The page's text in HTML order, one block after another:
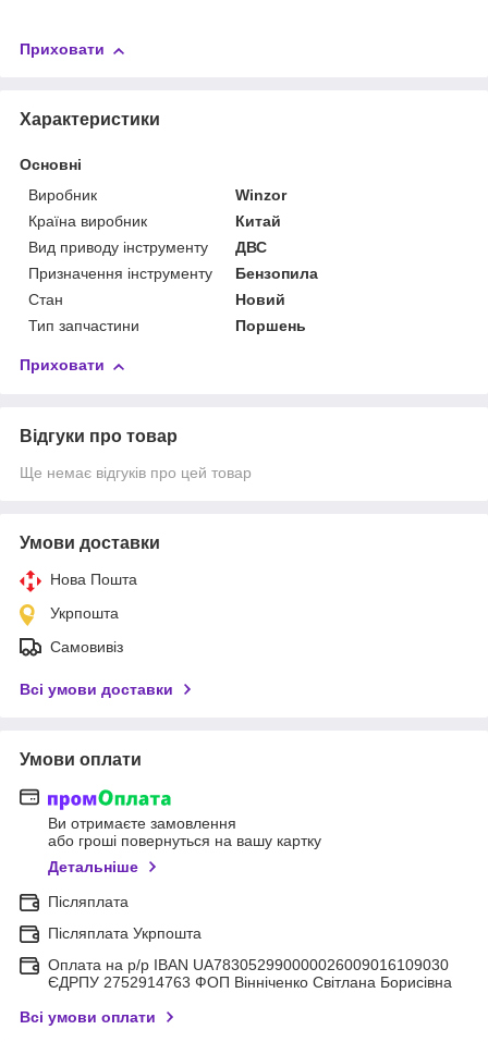
Приховати
Характеристики
Основні
Виробник
Winzor
Країна виробник
Китай
Вид приводу інструменту
ДВС
Призначення інструменту
Бензопила
Стан
Новий
Тип запчастини
Поршень
Приховати
Відгуки про товар
Ще немає відгуків про цей товар
Умови доставки
Нова Пошта
Укрпошта
Самовивіз
Всі умови доставки
Умови оплати
Ви отримаєте замовлення
або гроші повернуться на вашу картку
Детальніше
Післяплата
Післяплата Укрпошта
Оплата на р/р IBAN UA783052990000026009016109030
ЄДРПУ 2752914763 ФОП Вінніченко Світлана Борисівна
Всі умови оплати